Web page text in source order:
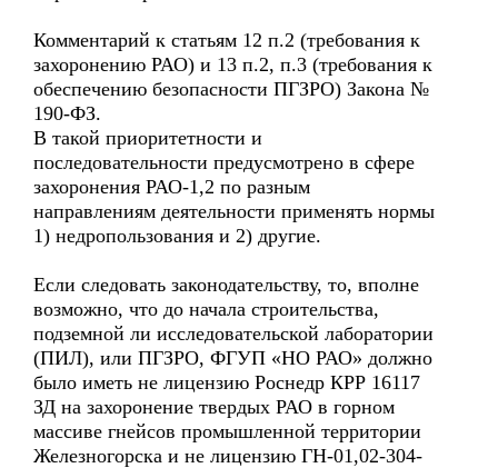
Комментарий к статьям 12 п.2 (требования к
захоронению РАО) и 13 п.2, п.3 (требования к
обеспечению безопасности ПГЗРО) Закона №
190-ФЗ.
В такой приоритетности и
последовательности предусмотрено в сфере
захоронения РАО-1,2 по разным
направлениям деятельности применять нормы
1) недропользования и 2) другие.
Если следовать законодательству, то, вполне
возможно, что до начала строительства,
подземной ли исследовательской лаборатории
(ПИЛ), или ПГЗРО, ФГУП «НО РАО» должно
было иметь не лицензию Роснедр КРР 16117
ЗД на захоронение твердых РАО в горном
массиве гнейсов промышленной территории
Железногорска и не лицензию ГН-01,02-304-